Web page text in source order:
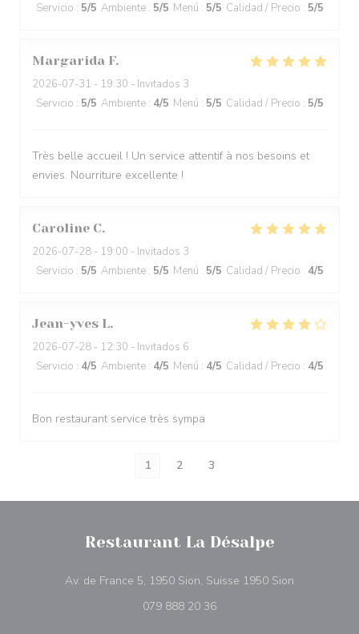
Servicio : 5/5 Ambiente : 5/5 Menú : 5/5 Calidad / Precio : 5/5
Margarida F
2026-07-31 - 19:30 - Invitados 3
Servicio : 5/5 Ambiente : 4/5 Menú : 5/5 Calidad / Precio : 5/5
Très belle accueil ! Un service attentif à nos besoins et
envies. Nourriture excellente !
Caroline C
2026-07-28 - 19:00 - Invitados 3
Servicio : 5/5 Ambiente : 5/5 Menú : 5/5 Calidad / Precio : 4/5
Jean-yves L
2026-07-28 - 12:30 - Invitados 6
Servicio : 4/5 Ambiente : 4/5 Menú : 4/5 Calidad / Precio : 4/5
Bon restaurant service très sympa
1 2 3
Restaurant La Désalpe
Av. de France 5, 1950 Sion, Suisse 1950 Sion
079 888 20 36